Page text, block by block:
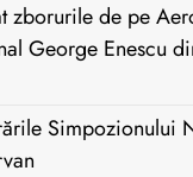
zborurile de pe
George Enescu
Simpozionului